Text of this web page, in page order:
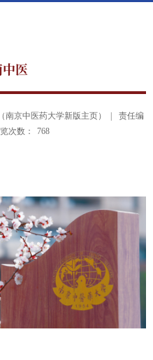
医
南京中医药大学新版主页） |
责任编
次数： 768